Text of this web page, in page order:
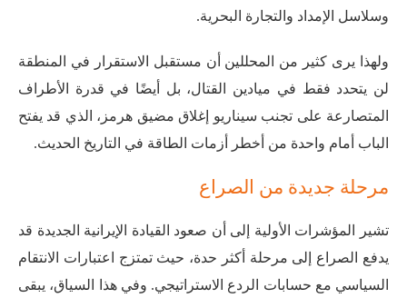
وسلاسل الإمداد والتجارة البحرية.
ولهذا يرى كثير من المحللين أن مستقبل الاستقرار في المنطقة
لن يتحدد فقط في ميادين القتال، بل أيضًا في قدرة الأطراف
المتصارعة على تجنب سيناريو إغلاق مضيق هرمز، الذي قد يفتح
الباب أمام واحدة من أخطر أزمات الطاقة في التاريخ الحديث.
مرحلة جديدة من الصراع
تشير المؤشرات الأولية إلى أن صعود القيادة الإيرانية الجديدة قد
يدفع الصراع إلى مرحلة أكثر حدة، حيث تمتزج اعتبارات الانتقام
السياسي مع حسابات الردع الاستراتيجي. وفي هذا السياق، يبقى